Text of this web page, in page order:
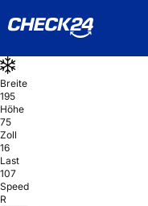
Breite
195
Höhe
75
Zoll
16
Last
107
Speed
R